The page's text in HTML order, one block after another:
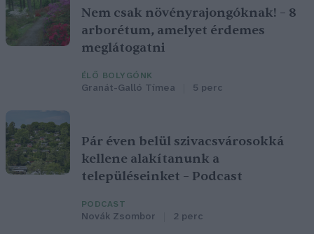
Nem csak növényrajongóknak! – 8
arborétum, amelyet érdemes
meglátogatni
ÉLŐ BOLYGÓNK
Granát-Galló Tímea 5 perc
Pár éven belül szivacsvárosokká
kellene alakítanunk a
településeinket – Podcast
PODCAST
Novák Zsombor 2 perc